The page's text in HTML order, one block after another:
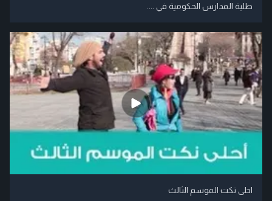
طلبة المدارس الحكومية في ....
احلى نكت الموسم الثالث